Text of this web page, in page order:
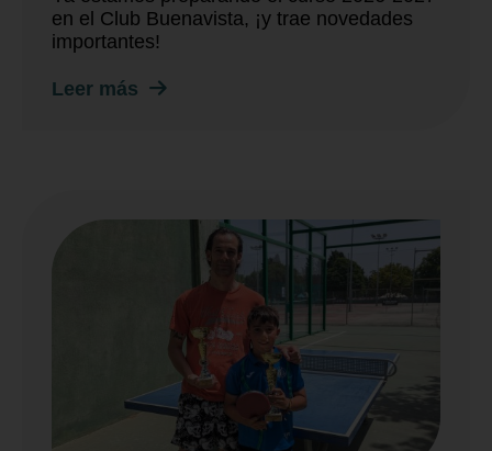
en el Club Buenavista, ¡y trae novedades
importantes!
Leer más